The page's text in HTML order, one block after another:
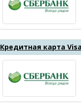
Кредитная карта